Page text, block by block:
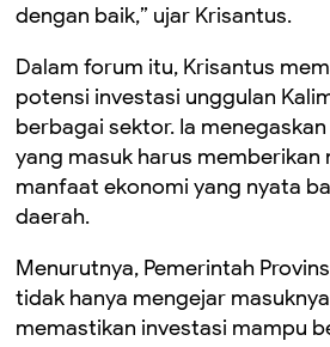
dengan baik,” ujar Krisantus.
Dalam forum itu, Krisantus
potensi investasi unggulan
berbagai sektor. Ia
yang masuk harus memberikan
manfaat ekonomi yang nyata
daerah.
Menurutnya, Pemerintah
tidak hanya mengejar
memastikan investasi mampu